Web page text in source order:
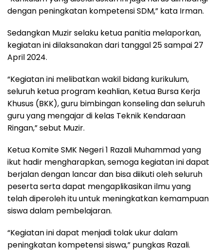
dengan peningkatan kompetensi SDM,” kata Irman.
Sedangkan Muzir selaku ketua panitia melaporkan,
kegiatan ini dilaksanakan dari tanggal 25 sampai 27
April 2024.
“Kegiatan ini melibatkan wakil bidang kurikulum,
seluruh ketua program keahlian, Ketua Bursa Kerja
Khusus (BKK), guru bimbingan konseling dan seluruh
guru yang mengajar di kelas Teknik Kendaraan
Ringan,” sebut Muzir.
Ketua Komite SMK Negeri 1 Razali Muhammad yang
ikut hadir mengharapkan, semoga kegiatan ini dapat
berjalan dengan lancar dan bisa diikuti oleh seluruh
peserta serta dapat mengaplikasikan ilmu yang
telah diperoleh itu untuk meningkatkan kemampuan
siswa dalam pembelajaran.
“Kegiatan ini dapat menjadi tolak ukur dalam
peningkatan kompetensi siswa,” pungkas Razali.